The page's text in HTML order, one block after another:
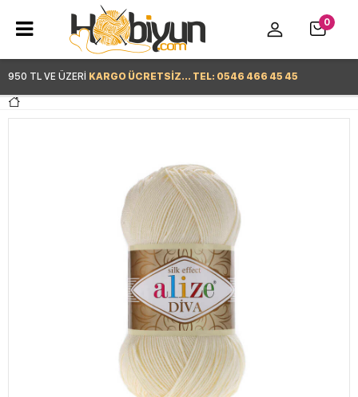
950 TL VE ÜZERİ KARGO ÜCRETSİZ... TEL: 0546 466 45 45
0